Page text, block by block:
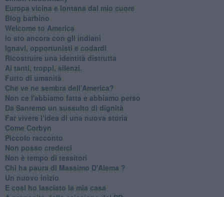
Europa vicina e lontana dal mio cuore
Blog barbino
Welcome to America
​Io sto ancora con gli indiani
​Ignavi, opportunisti e codardi
Ricostruire una identità distrutta
Ai tanti, troppi, silenzi.
​Furto di umanità
​Che ve ne sembra dell’America?
Non ce l'abbiamo fatta e abbiamo perso
​Da Sanremo un sussulto di dignità
Far vivere l’idea di una nuova storia
Come Corbyn
Piccolo racconto
Non posso crederci
Non è tempo di tessitori
Chi ha paura di Massimo D'Alema ?
Un nuovo inizio
​E cosi ho lasciato la mia casa